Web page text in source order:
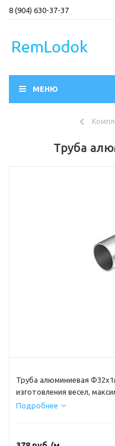
8 (904) 630-37-37
МЕНЮ
Труба
Труба алюминиевая
изготовления весел,
продается кратно 100см
Подробнее